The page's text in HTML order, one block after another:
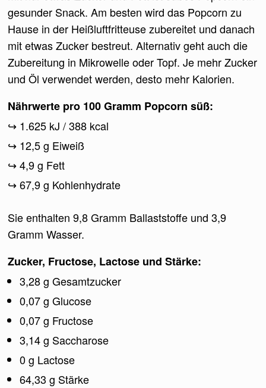
gesunder Snack. Am besten wird das Popcorn zu
Hause in der Heißluftfritteuse zubereitet und danach
mit etwas Zucker bestreut. Alternativ geht auch die
Zubereitung in Mikrowelle oder Topf. Je mehr Zucker
und Öl verwendet werden, desto mehr Kalorien.
Nährwerte pro 100 Gramm Popcorn süß:
1.625 kJ / 388 kcal
12,5 g Eiweiß
4,9 g Fett
67,9 g Kohlenhydrate
Sie enthalten 9,8 Gramm Ballaststoffe und 3,9
Gramm Wasser.
Zucker, Fructose, Lactose und Stärke:
3,28 g Gesamtzucker
0,07 g Glucose
0,07 g Fructose
3,14 g Saccharose
0 g Lactose
64,33 g Stärke